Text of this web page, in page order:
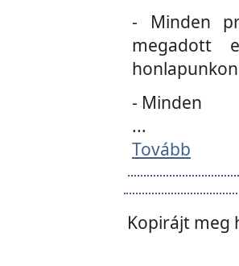
- Minden
megadott
- Minden
...
Tovább
Kopirájt meg